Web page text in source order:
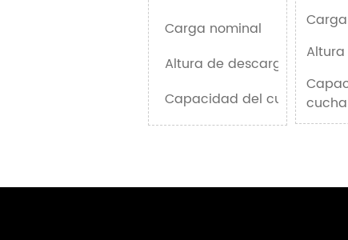
compacta
Carga nominal
Altura de descarga
Capacidad del cucharón